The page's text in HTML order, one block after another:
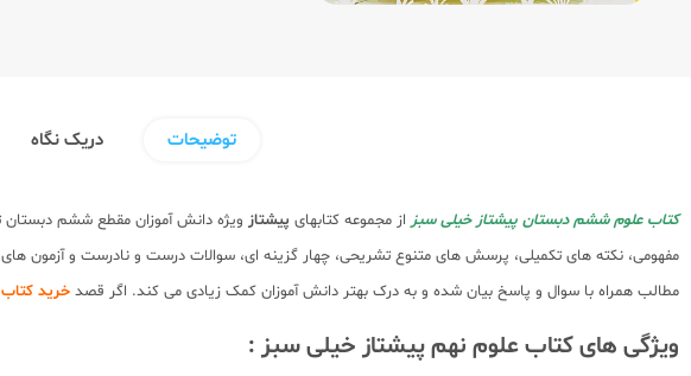
توضیحات دریک نگاه
کتاب علوم ششم دبستان پیشتاز خیلی سبزاز مجموعه کتابهای پیشتاز ویژه دانش آموزان مقطع ششم
مفهومی، نکته های تکمیلی، پرسش های متنوع تشریحی، چهار گزینه ای، سوالات درست و نادرست و آزمون
مطالب همراه با سوال و پاسخ بیان شده و به درک بهتر دانش آموزان کمک زیادی می کند. اگر قصد خرید
ویژگی های کتاب علوم نهم پیشتاز خیلی سبز :